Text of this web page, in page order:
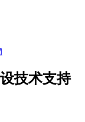
技术支持